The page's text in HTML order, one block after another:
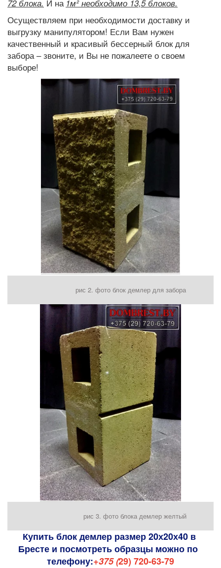
72 блока. И на 1м² необходимо 13,5 блоков.
Осуществляем при необходимости доставку и
выгрузку манипулятором! Если Вам нужен
качественный и красивый бессерный блок для
забора – звоните, и Вы не пожалеете о своем
выборе!
рис 2. фото блок демлер для забора
рис 3. фото блока демлер желтый
Купить блок демлер размер 20х20х40 в
Бресте и посмотреть образцы можно по
телефону:+375 (29) 720-63-79